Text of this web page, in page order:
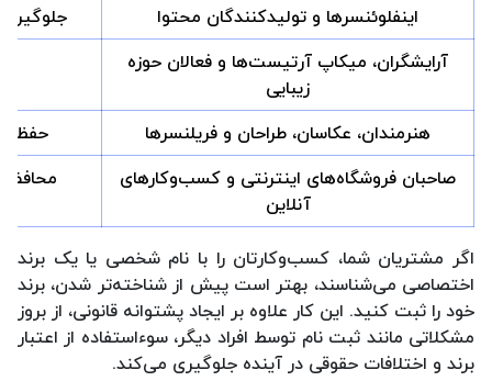
اینفلوئنسرها و تولیدکنندگان محتوا
جلوگیری
آرایشگران، میکاپ آرتیست‌ها و فعالان حوزه
زیبایی
هنرمندان، عکاسان، طراحان و فریلنسرها
حفظ
صاحبان فروشگاه‌های اینترنتی و کسب‌وکارهای
آنلاین
اگر مشتریان شما، کسب‌وکارتان را با نام شخصی یا یک برند
اختصاصی می‌شناسند، بهتر است پیش از شناخته‌تر شدن، برند
خود را ثبت کنید. این کار علاوه بر ایجاد پشتوانه قانونی، از بروز
مشکلاتی مانند ثبت نام توسط افراد دیگر، سوءاستفاده از اعتبار
برند و اختلافات حقوقی در آینده جلوگیری می‌کند.